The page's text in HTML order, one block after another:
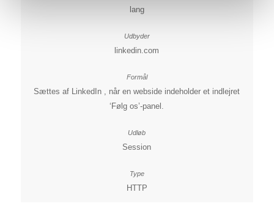
lang
linkedin.com
Sættes af LinkedIn , når en webside indeholder et indlejret
‘Følg os’-panel.
Session
HTTP